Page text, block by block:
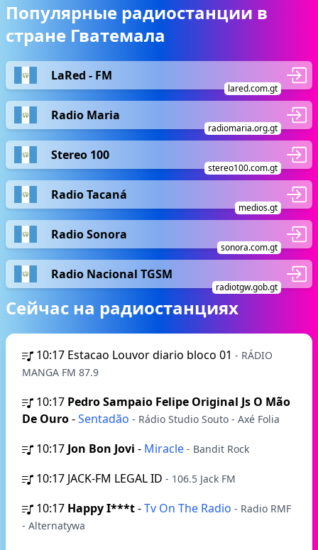
Популярные радиостанции в
стране Гватемала
LaRed - FM
lared.com.gt
Radio Maria
radiomaria.org.gt
Stereo 100
stereo100.com.gt
Radio Tacaná
medios.gt
Radio Sonora
sonora.com.gt
Radio Nacional TGSM
radiotgw.gob.gt
Сейчас на радиостанциях
10:17 Estacao Louvor diario bloco 01 - RÁDIO
MANGA FM 87.9
10:17 Pedro Sampaio Felipe Original Js O Mão
De Ouro-Sentadão - Rádio Studio Souto - Axé Folia
10:17 Jon Bon Jovi - Miracle - Bandit Rock
10:17 JACK-FM LEGAL ID - 106.5 Jack FM
10:17 Happy I***t-Tv On The Radio - Radio RMF
- Alternatywa